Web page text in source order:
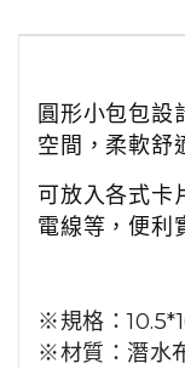
圓形小包包設
空間， 柔軟舒
可放入各式卡
電線等，便利
※規格：
※材質：潛水